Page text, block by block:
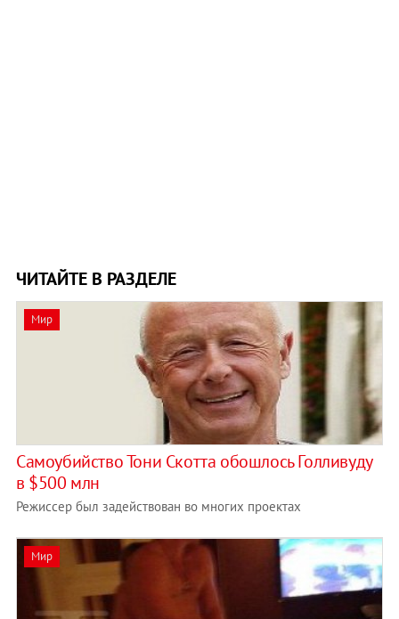
ЧИТАЙТЕ В РАЗДЕЛЕ
Мир
Самоубийство Тони Скотта обошлось Голливуду
в $500 млн
Режиссер был задействован во многих проектах
Мир